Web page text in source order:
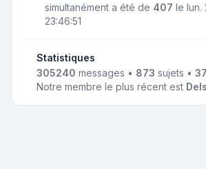
simultanément a été de 407 le lun.
23:46:51
Statistiques
305240 messages • 873 sujets •
Notre membre le plus récent est